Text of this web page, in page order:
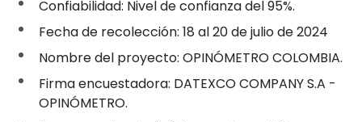
Confiabilidad: Nivel de confianza del 95%.
Fecha de recolección: 18 al 20 de julio de 2024
Nombre del proyecto: OPINÓMETRO COLOMBIA.
Firma encuestadora: DATEXCO COMPANY S.A -
OPINÓMETRO.